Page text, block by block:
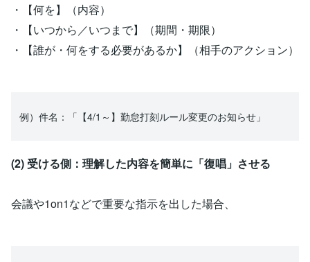
・【何を】（内容）
・【いつから／いつまで】（期間・期限）
・【誰が・何をする必要があるか】（相手のアクション）
例）件名：「【4/1～】勤怠打刻ルール変更のお知らせ」
(2) 受ける側：理解した内容を簡単に「復唱」させる
会議や1on1などで重要な指示を出した場合、